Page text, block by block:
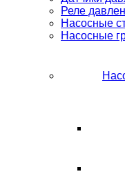
Реле
Насосные
Насосные